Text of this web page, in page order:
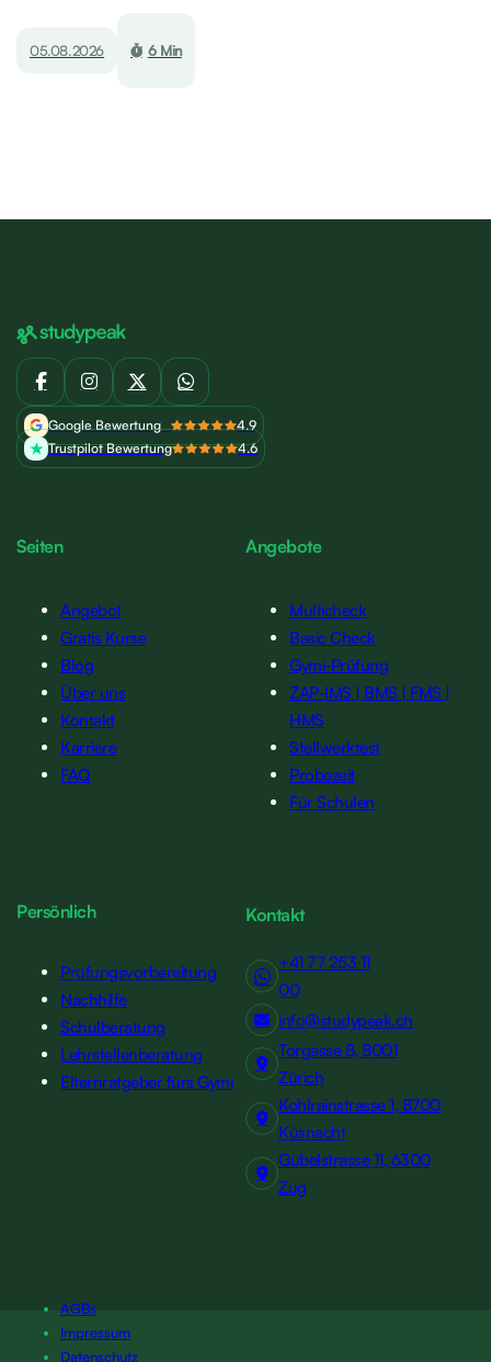
05.08.2026 6 Min
Google Bewertung
4.9
Trustpilot Bewertung
4.6
Angebote
Multicheck
Basic Check
Gymi-Prüfung
ZAP-IMS | BMS | FMS |
HMS
Stellwerktest
Probezeit
Für Schulen
Seiten
Angebot
Gratis Kurse
Blog
Über uns
Kontakt
Karriere
FAQ
Kontakt
+41 77 253 11
00
info@studypeak.ch
Torgasse 8, 8001
Zürich
Kohlrainstrasse 1, 8700
Küsnacht
Gubelstrasse 11, 6300
Zug
Persönlich
Prüfungsvorbereitung
Nachhilfe
Schulberatung
Lehrstellenberatung
Elternratgeber fürs Gymi
AGBs
Impressum
Datenschutz